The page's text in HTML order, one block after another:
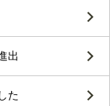
出
た